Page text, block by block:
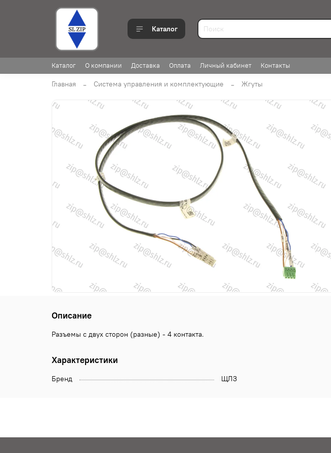
Каталог
Каталог О компании Доставка Оплата Личный кабинет Контакты
Главная Система управления и комплектующие Жгуты
Описание
Разъемы с двух сторон (разные) - 4 контакта.
Характеристики
Бренд ЩЛЗ